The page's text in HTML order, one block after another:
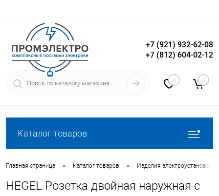
Вход Регистрация
+7 (921) 932-62-08
+7 (812) 604-02-12
0 0
Каталог товаров
Главная страница • Каталог товаров • Изделия
HEGEL Розетка двойная наружная с